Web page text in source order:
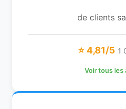
de clients
⭐ 4,81/5 1
Voir tous les